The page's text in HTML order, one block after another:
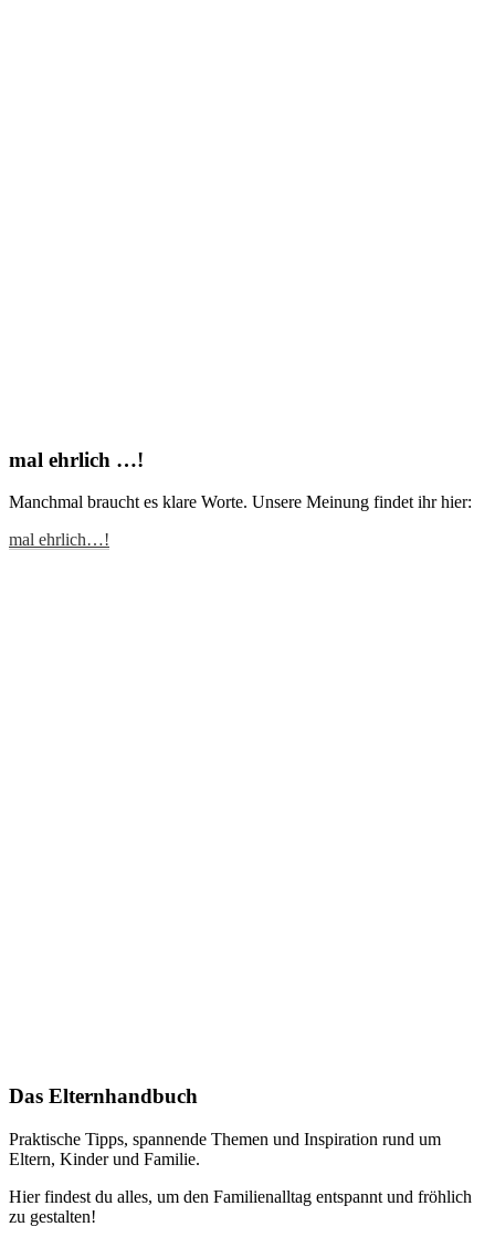
mal ehrlich …!
Manchmal braucht es klare Worte. Unsere Meinung findet ihr hier:
mal ehrlich…!
Das Elternhandbuch
Praktische Tipps, spannende Themen und Inspiration rund um
Eltern, Kinder und Familie.
Hier findest du alles, um den Familienalltag entspannt und fröhlich
zu gestalten!